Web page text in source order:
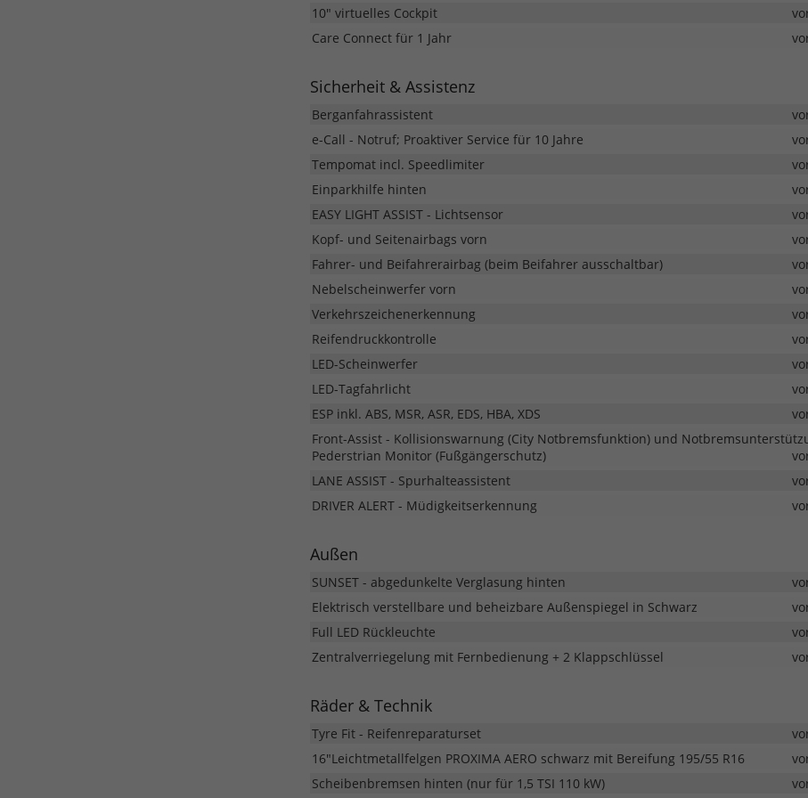
10" virtuelles Cockpit
Care Connect für 1 Jahr
Sicherheit & Assistenz
Berganfahrassistent
e-Call - Notruf; Proaktiver Service für 10 Jahre
Tempomat incl. Speedlimiter
Einparkhilfe hinten
EASY LIGHT ASSIST - Lichtsensor
Kopf- und Seitenairbags vorn
Fahrer- und Beifahrerairbag (beim Beifahrer ausschaltbar)
Nebelscheinwerfer vorn
Verkehrszeichenerkennung
Reifendruckkontrolle
LED-Scheinwerfer
LED-Tagfahrlicht
ESP inkl. ABS, MSR, ASR, EDS, HBA, XDS
Front-Assist - Kollisionswarnung (City Notbremsfunktion) und
Pederstrian Monitor (Fußgängerschutz)
LANE ASSIST - Spurhalteassistent
DRIVER ALERT - Müdigkeitserkennung
Außen
SUNSET - abgedunkelte Verglasung hinten
Elektrisch verstellbare und beheizbare Außenspiegel in Schwarz
Full LED Rückleuchte
Zentralverriegelung mit Fernbedienung + 2 Klappschlüssel
Räder & Technik
Tyre Fit - Reifenreparaturset
16"Leichtmetallfelgen PROXIMA AERO schwarz mit Bereifung 195/55 R16
Scheibenbremsen hinten (nur für 1,5 TSI 110 kW)